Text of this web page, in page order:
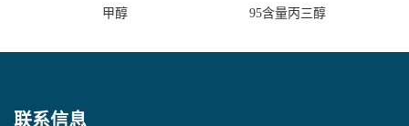
甲醇 95含量丙三醇
联系信息